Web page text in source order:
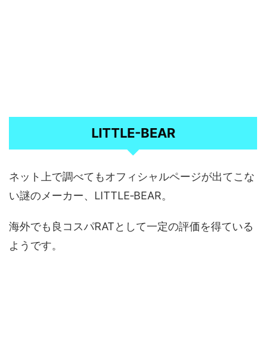
LITTLE-BEAR
ネット上で調べてもオフィシャルページが出てこな
い謎のメーカー、LITTLE‐BEAR。
海外でも良コスパRATとして一定の評価を得ている
ようです。